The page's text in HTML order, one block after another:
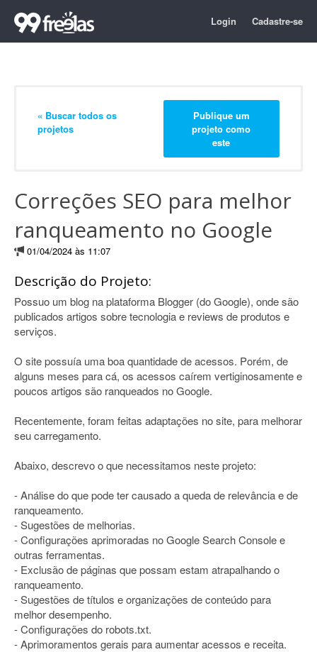
Login Cadastre-se
« Buscar todos os
projetos
Publique um
projeto como
este
Correções SEO para melhor
ranqueamento no Google
01/04/2024 às 11:07
Descrição do Projeto:
Possuo um blog na plataforma Blogger (do Google), onde são
publicados artigos sobre tecnologia e reviews de produtos e
serviços.
O site possuía uma boa quantidade de acessos. Porém, de
alguns meses para cá, os acessos caírem vertiginosamente e
poucos artigos são ranqueados no Google.
Recentemente, foram feitas adaptações no site, para melhorar
seu carregamento.
Abaixo, descrevo o que necessitamos neste projeto:
- Análise do que pode ter causado a queda de relevância e de
ranqueamento.
- Sugestões de melhorias.
- Configurações aprimoradas no Google Search Console e
outras ferramentas.
- Exclusão de páginas que possam estam atrapalhando o
ranqueamento.
- Sugestões de títulos e organizações de conteúdo para
melhor desempenho.
- Configurações do robots.txt.
- Aprimoramentos gerais para aumentar acessos e receita.